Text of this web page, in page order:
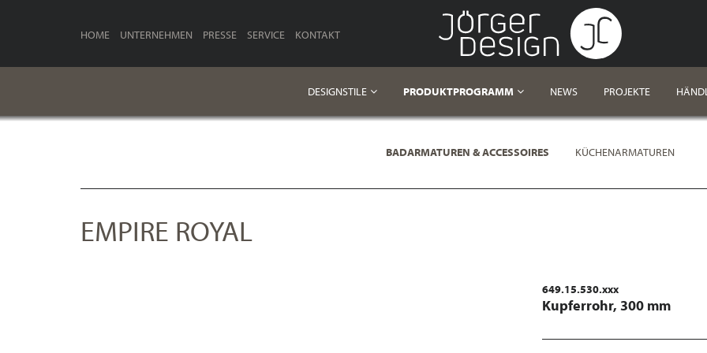
HOME UNTERNEHMEN PRESSE SERVICE KONTAKT
DESIGNSTILE PRODUKTPROGRAMM NEWS PROJEKTE
BADARMATUREN & ACCESSOIRES KÜCHENARMATUREN
EMPIRE ROYAL
649.15.530.xxx
Kupferrohr, 300 mm